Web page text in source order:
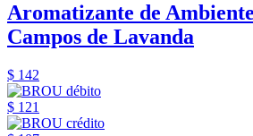
Aromatizante de
Campos de Lavanda
$ 142
$ 121